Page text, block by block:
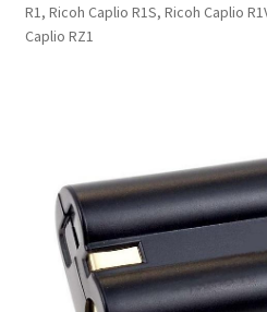
Yrityksille
R1, Ricoh Caplio R1S, Ricoh Caplio
Caplio RZ1